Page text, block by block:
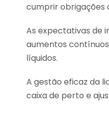
cumprir obrigações
As expectativas de
aumentos
líquidos.
A gestão eficaz da
caixa de perto e